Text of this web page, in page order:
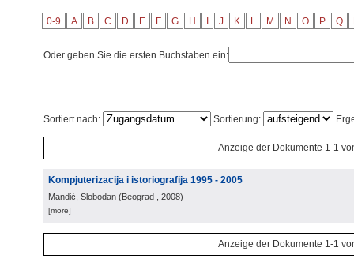
0-9 A B C D E F G H J K L M N O P Q
Oder geben Sie die ersten Buchstaben ein:
Sortiert nach: Sortierung:
Anzeige der Dokumente 1-1
Kompjuterizacija i istoriografija 1995 - 2005
Mandić, Slobodan (Beograd , 2008)
[more]
Anzeige der Dokumente 1-1